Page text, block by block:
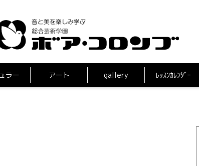
ラー アート gallery ﾚｯｽﾝｶﾚﾝﾀﾞｰ